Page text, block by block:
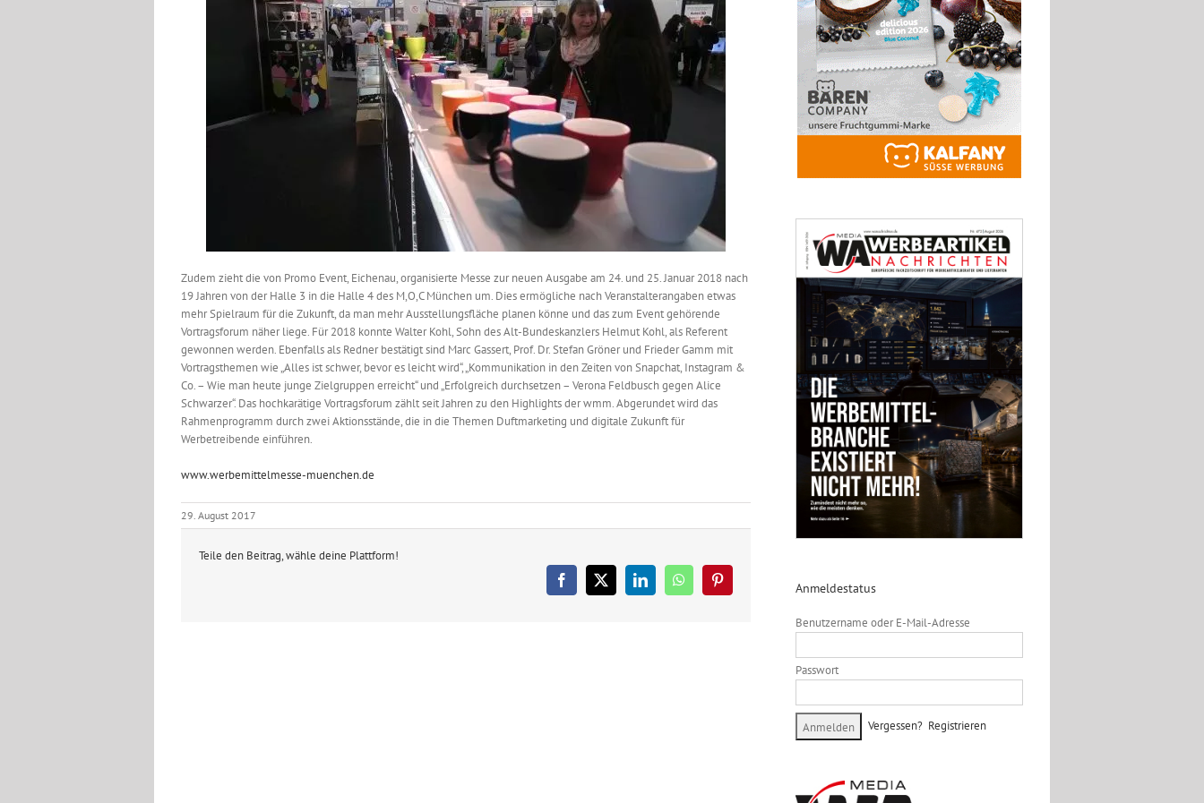
Zudem zieht die von Promo Event, Eichenau, organisierte Messe zur neuen Ausgabe am 24. und 25. Januar 2018 nach
19 Jahren von der Halle 3 in die Halle 4 des M,O,C München um. Dies ermögliche nach Veranstalterangaben etwas
mehr Spielraum für die Zukunft, da man mehr Ausstellungsfläche planen könne und das zum Event gehörende
Vortragsforum näher liege. Für 2018 konnte Walter Kohl, Sohn des Alt-Bundeskanzlers Helmut Kohl, als Referent
gewonnen werden. Ebenfalls als Redner bestätigt sind Marc Gassert, Prof. Dr. Stefan Gröner und Frieder Gamm mit
Vortragsthemen wie „Alles ist schwer, bevor es leicht wird“, „Kommunikation in den Zeiten von Snapchat, Instagram &
Co. – Wie man heute junge Zielgruppen erreicht“ und „Erfolgreich durchsetzen – Verona Feldbusch gegen Alice
Schwarzer“. Das hochkarätige Vortragsforum zählt seit Jahren zu den Highlights der wmm. Abgerundet wird das
Rahmenprogramm durch zwei Aktionsstände, die in die Themen Duftmarketing und digitale Zukunft für
Werbetreibende einführen.
www.werbemittelmesse-muenchen.de
29. August 2017
Teile den Beitrag, wähle deine Plattform!
Facebook
X LinkedInWhatsAppPinterest Anmeldestatus
Benutzername oder E-Mail-Adresse
Passwort
Vergessen? Registrieren